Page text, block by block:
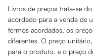
Livros de preços trata-se
acordado para a venda de
termos acordados, os
diferentes. O preço
para o produto, e o preço